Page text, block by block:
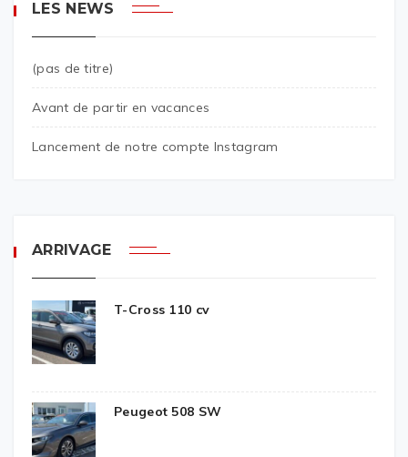
LES NEWS
(pas de titre)
Avant de partir en vacances
Lancement de notre compte Instagram
ARRIVAGE
T-Cross 110 cv
Peugeot 508 SW